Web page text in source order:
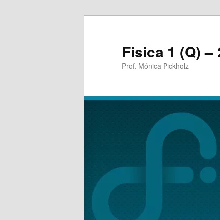
Fisica 1 (Q)
Prof. Mónica Pickholz